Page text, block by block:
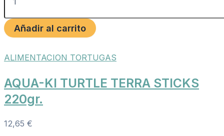
Añadir al carrito
ALIMENTACION TORTUGAS
AQUA-KI TURTLE TERRA STICKS
220gr.
12,65 €